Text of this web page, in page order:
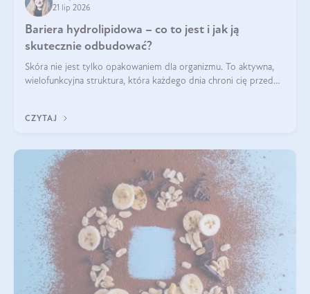
21 lip 2026
Bariera hydrolipidowa – co to jest i jak ją
skutecznie odbudować?
Skóra nie jest tylko opakowaniem dla organizmu. To aktywna,
wielofunkcyjna struktura, która każdego dnia chroni cię przed
bariera hydrolipidowa.
CZYTAJ